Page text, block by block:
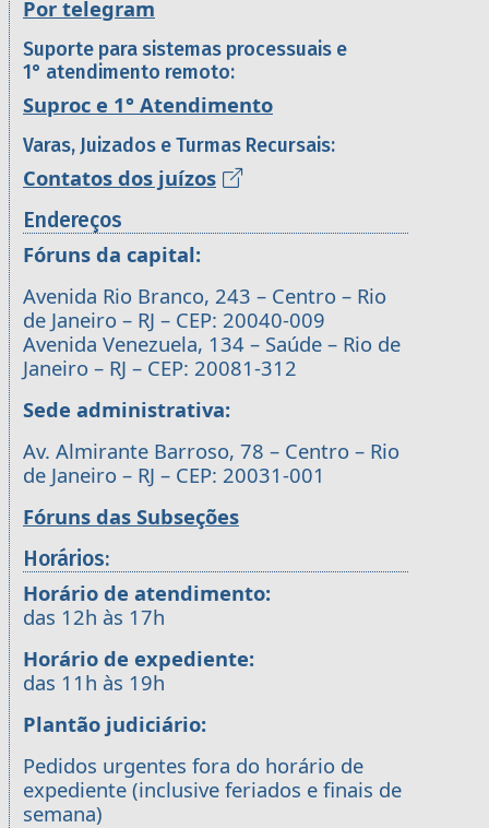
Por telegram
Suporte para sistemas processuais e
1° atendimento remoto:
Suproc e 1° Atendimento
Varas, Juizados e Turmas Recursais:
Contatos dos juízos
Endereços
Fóruns da capital:
Avenida Rio Branco, 243 – Centro – Rio
de Janeiro – RJ – CEP: 20040-009
Avenida Venezuela, 134 – Saúde – Rio de
Janeiro – RJ – CEP: 20081-312
Sede administrativa:
Av. Almirante Barroso, 78 – Centro – Rio
de Janeiro – RJ – CEP: 20031-001
Fóruns das Subseções
Horários:
Horário de atendimento:
das 12h às 17h
Horário de expediente:
das 11h às 19h
Plantão judiciário:
Pedidos urgentes fora do horário de
expediente (inclusive feriados e finais de
semana)